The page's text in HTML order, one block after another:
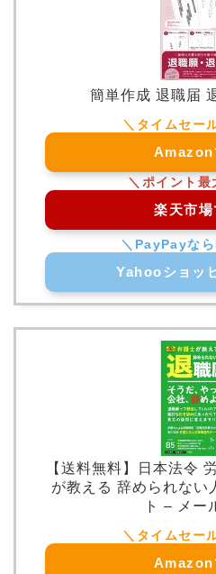
簡単作成 退職届
Amazon
楽天市場
Yahooショッ
【送料無料】日本法令
が教える 辞められない
ト – メー
Amazon